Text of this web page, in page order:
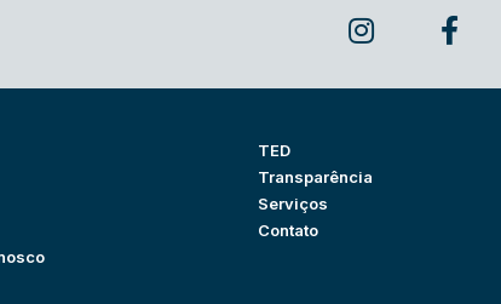
TED
Transparência
Serviços
Contato